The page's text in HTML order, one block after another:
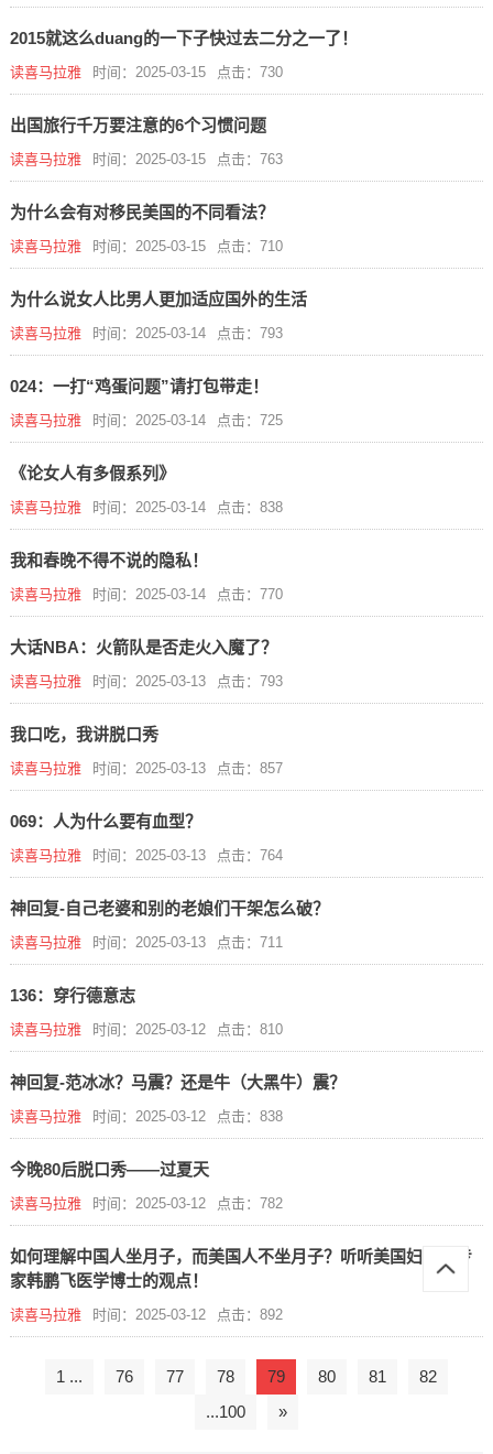
2015就这么duang的一下子快过去二分之一了！
读喜马拉雅 时间：2025-03-15 点击：730
出国旅行千万要注意的6个习惯问题
读喜马拉雅 时间：2025-03-15 点击：763
为什么会有对移民美国的不同看法？
读喜马拉雅 时间：2025-03-15 点击：710
为什么说女人比男人更加适应国外的生活
读喜马拉雅 时间：2025-03-14 点击：793
024：一打“鸡蛋问题”请打包带走！
读喜马拉雅 时间：2025-03-14 点击：725
《论女人有多假系列》
读喜马拉雅 时间：2025-03-14 点击：838
我和春晚不得不说的隐私！
读喜马拉雅 时间：2025-03-14 点击：770
大话NBA：火箭队是否走火入魔了？
读喜马拉雅 时间：2025-03-13 点击：793
我口吃，我讲脱口秀
读喜马拉雅 时间：2025-03-13 点击：857
069：人为什么要有血型？
读喜马拉雅 时间：2025-03-13 点击：764
神回复-自己老婆和别的老娘们干架怎么破？
读喜马拉雅 时间：2025-03-13 点击：711
136：穿行德意志
读喜马拉雅 时间：2025-03-12 点击：810
神回复-范冰冰？马震？还是牛（大黑牛）震？
读喜马拉雅 时间：2025-03-12 点击：838
今晚80后脱口秀——过夏天
读喜马拉雅 时间：2025-03-12 点击：782
如何理解中国人坐月子，而美国人不坐月子？听听美国妇产科专
家韩鹏飞医学博士的观点！
读喜马拉雅 时间：2025-03-12 点击：892
1 ... 76 77 78 79 80 81
82
...100
»